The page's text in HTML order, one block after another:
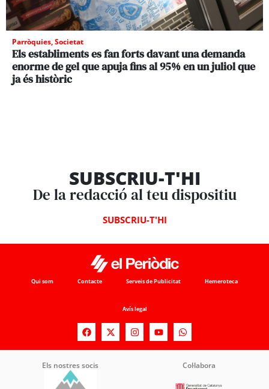
Parròquies,Societat
Els establiments es fan forts davant una demanda
enorme de gel que apuja fins al 95% en un juliol que
ja és històric
SUBSCRIU-T'HI
De la redacció al teu dispositiu
SUBSCRIU-T'HI
Qui som Contacte Serveis de Publicitat Hemeroteca
Avís legal
Els nostres socis Col·labora